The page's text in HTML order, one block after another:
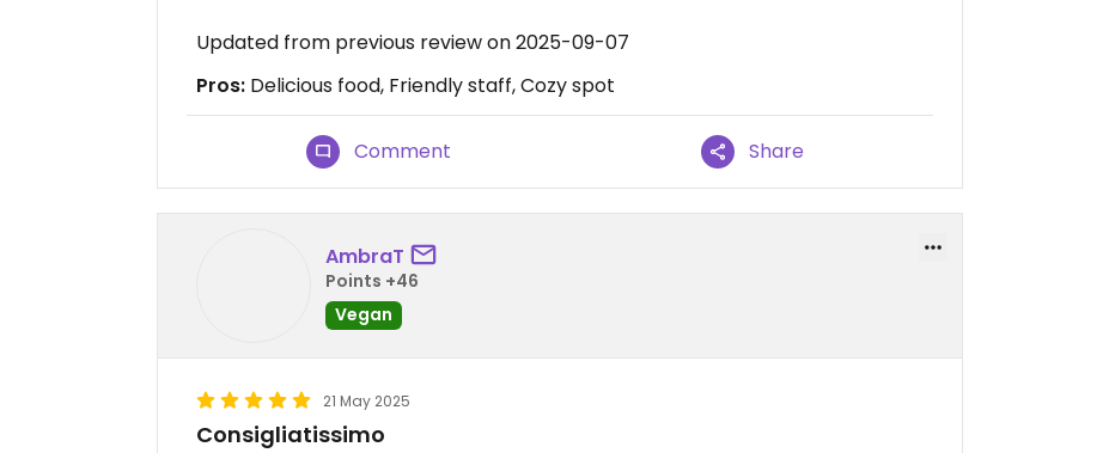
Updated from previous review on 2025-09-07
Pros: Delicious food, Friendly staff, Cozy spot
Comment Share
AmbraT
Points +46
Vegan
21 May 2025
Consigliatissimo